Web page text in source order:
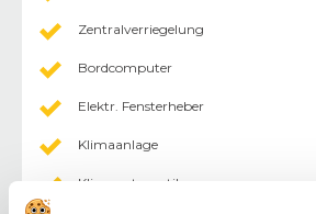
Zentralverriegelung
Bordcomputer
Elektr. Fensterheber
Klimaanlage
Klimaautomatik